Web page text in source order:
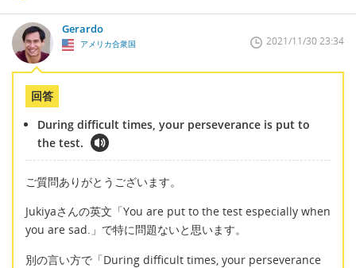
Gerardo
アメリカ合衆国 2021/11/30 23:34
回答
During difficult times, your perseverance is put to
the test.
ご質問ありがとうございます。
Jukiyaさんの英文「You are put to the test especially when
you are sad.」で特に問題ないと思います。
別の言い方で「During difficult times, your perseverance